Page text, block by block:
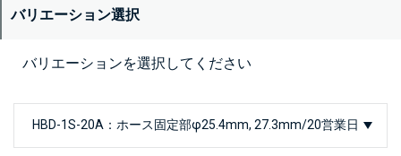
バリエーション選択
バリエーションを選択してください